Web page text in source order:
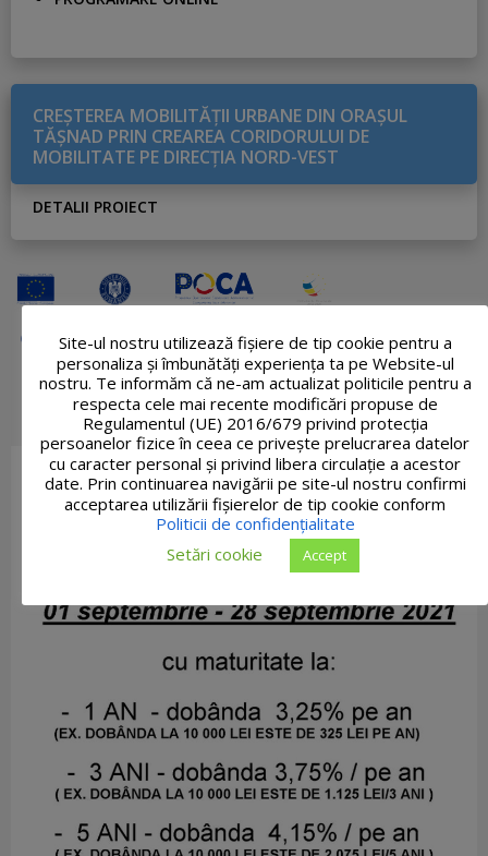
CREŞTEREA MOBILITĂŢII URBANE DIN ORAŞUL
TĂŞNAD PRIN CREAREA CORIDORULUI DE
MOBILITATE PE DIRECŢIA NORD-VEST
DETALII PROIECT
Site-ul nostru utilizează fişiere de tip cookie pentru a
personaliza și îmbunătăți experiența ta pe Website-ul
nostru. Te informăm că ne-am actualizat politicile pentru a
respecta cele mai recente modificări propuse de
Regulamentul (UE) 2016/679 privind protecția
persoanelor fizice în ceea ce privește prelucrarea datelor
cu caracter personal și privind libera circulație a acestor
date. Prin continuarea navigării pe site-ul nostru confirmi
acceptarea utilizării fişierelor de tip cookie conform
Politicii de confidențialitate
Setări cookie
Accept